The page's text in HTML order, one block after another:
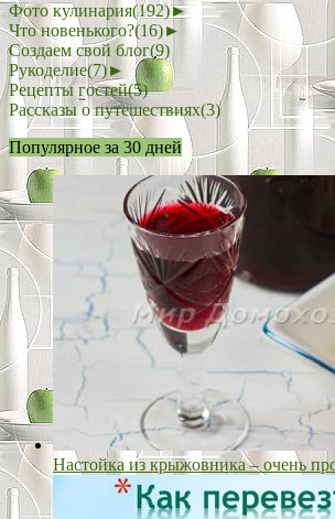
Фото кулинария(192)►
Что новенького?(16)►
Создаем свой блог(9)
Рукоделие(7)►
Рецепты гостей(5)
Рассказы о путешествиях(3)
Популярное за 30 дней
Настойка из крыжовника – очень